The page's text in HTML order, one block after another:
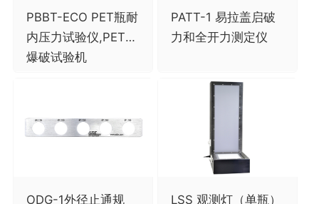
PBBT-ECO PET瓶耐
内压力试验仪,PET瓶
爆破试验机
PATT-1 易拉盖启破
力和全开力测定仪
ODG-1外径止通规 LSS 观测灯（单瓶）